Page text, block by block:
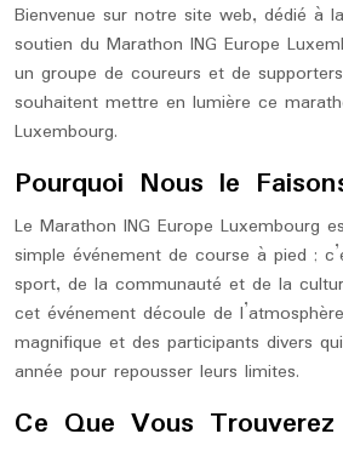
Bienvenue sur notre site web, dédié à
soutien du Marathon ING Europe
un groupe de coureurs et de
souhaitent mettre en lumière ce
Luxembourg.
Pourquoi Nous le
Le Marathon ING Europe Luxembourg
simple événement de course à pied ;
sport, de la communauté et de la
cet événement découle de
magnifique et des participants divers
année pour repousser leurs limites.
Ce Que Vous